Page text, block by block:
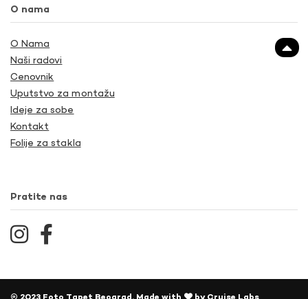
O nama
O Nama
Naši radovi
Cenovnik
Uputstvo za montažu
Ideje za sobe
Kontakt
Folije za stakla
Pratite nas